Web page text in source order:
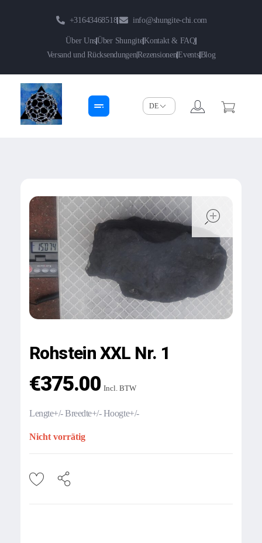
+31643468518 info@shungite-chi.com
Über UnsÜber ShungiteKontakt & FAQ
Versand und RücksendungenRezensionenEventsBlog
Rohstein XXL Nr. 1
€375.00 Incl. BTW
Lengte+/- Breedte+/- Hoogte+/-
Nicht vorrätig